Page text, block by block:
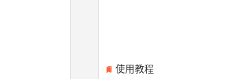
使用教程